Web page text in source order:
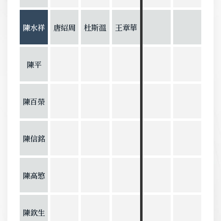
王章華
杜斯溫
唐紹周
陳水祥
陳平
陳百榮
陳信銘
陳高慜
陳欽生